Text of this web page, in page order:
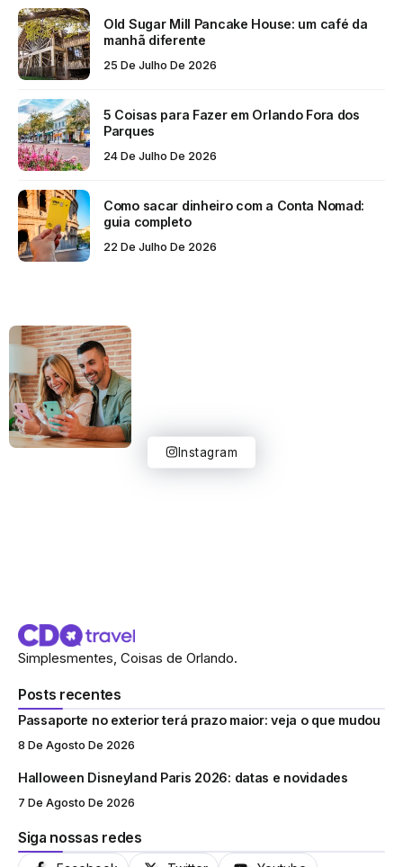
Old Sugar Mill Pancake House: um café da
manhã diferente
25 De Julho De 2026
5 Coisas para Fazer em Orlando Fora dos
Parques
24 De Julho De 2026
Como sacar dinheiro com a Conta Nomad:
guia completo
22 De Julho De 2026
Instagram
Simplesmentes, Coisas de Orlando.
Posts recentes
Passaporte no exterior terá prazo maior: veja o que mudou
8 De Agosto De 2026
Halloween Disneyland Paris 2026: datas e novidades
7 De Agosto De 2026
Siga nossas redes